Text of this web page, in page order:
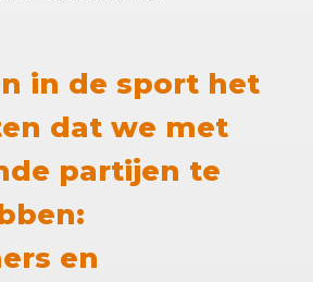
in de sport het
dat we met
partijen te
en